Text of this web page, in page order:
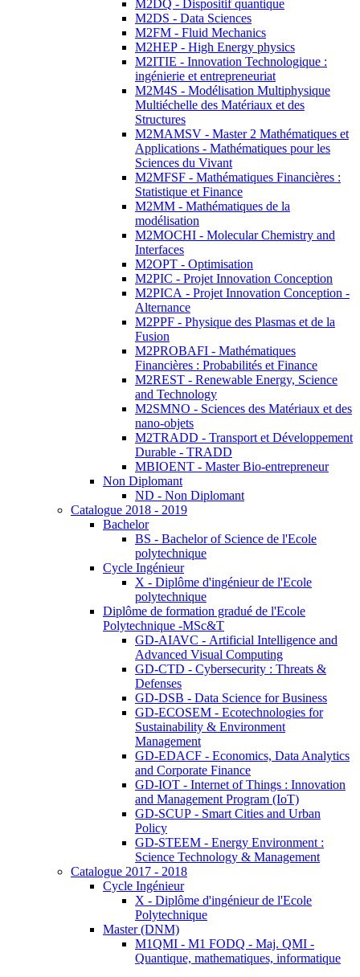
M2DQ - Dispositif quantique
M2DS - Data Sciences
M2FM - Fluid Mechanics
M2HEP - High Energy physics
M2ITIE - Innovation Technologique :
ingénierie et entrepreneuriat
M2M4S - Modélisation Multiphysique
Multiéchelle des Matériaux et des
Structures
M2MAMSV - Master 2 Mathématiques et
Applications - Mathématiques pour les
Sciences du Vivant
M2MFSF - Mathématiques Financières :
Statistique et Finance
M2MM - Mathématiques de la
modélisation
M2MOCHI - Molecular Chemistry and
Interfaces
M2OPT - Optimisation
M2PIC - Projet Innovation Conception
M2PICA - Projet Innovation Conception -
Alternance
M2PPF - Physique des Plasmas et de la
Fusion
M2PROBAFI - Mathématiques
Financières : Probabilités et Finance
M2REST - Renewable Energy, Science
and Technology
M2SMNO - Sciences des Matériaux et des
nano-objets
M2TRADD - Transport et Développement
Durable - TRADD
MBIOENT - Master Bio-entrepreneur
Non Diplomant
ND - Non Diplomant
Catalogue 2018 - 2019
Bachelor
BS - Bachelor of Science de l'Ecole
polytechnique
Cycle Ingénieur
X - Diplôme d'ingénieur de l'Ecole
polytechnique
Diplôme de formation gradué de l'Ecole
Polytechnique -MSc&T
GD-AIAVC - Artificial Intelligence and
Advanced Visual Computing
GD-CTD - Cybersecurity : Threats &
Defenses
GD-DSB - Data Science for Business
GD-ECOSEM - Ecotechnologies for
Sustainability & Environment
Management
GD-EDACF - Economics, Data Analytics
and Corporate Finance
GD-IOT - Internet of Things : Innovation
and Management Program (IoT)
GD-SCUP - Smart Cities and Urban
Policy
GD-STEEM - Energy Environment :
Science Technology & Management
Catalogue 2017 - 2018
Cycle Ingénieur
X - Diplôme d'ingénieur de l'Ecole
Polytechnique
Master (DNM)
M1QMI - M1 FODQ - Maj. QMI -
Quantique, mathematiques, informatique